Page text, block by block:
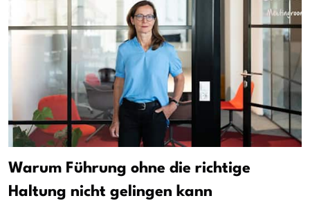
Warum Führung ohne die richtige
Haltung nicht gelingen kann